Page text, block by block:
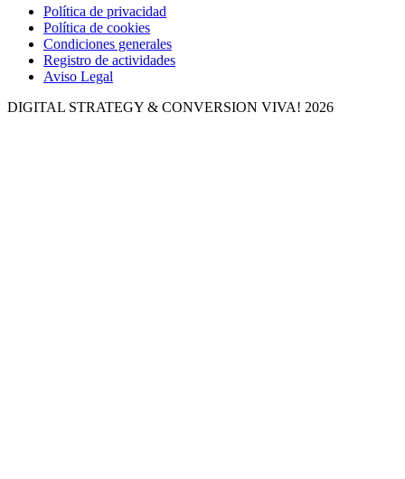
Política de privacidad
Política de cookies
Condiciones generales
Registro de actividades
Aviso Legal
DIGITAL STRATEGY & CONVERSION VIVA! 2026